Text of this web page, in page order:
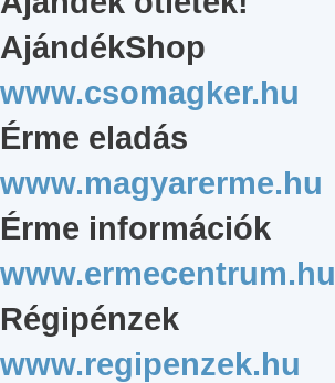
AjándékShop
www.csomagker.hu
Érme eladás
www.magyarerme.hu
Érme információk
www.ermecentrum.hu
Régipénzek
www.regipenzek.hu